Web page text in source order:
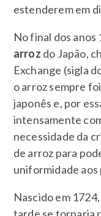
estenderem em
No final dos anos
arroz do Japão,
Exchange (sigla
o arroz sempre
japonês e, por
intensamente
necessidade da
de arroz para
uniformidade aos
Nascido em 1724,
tarde se tornaria